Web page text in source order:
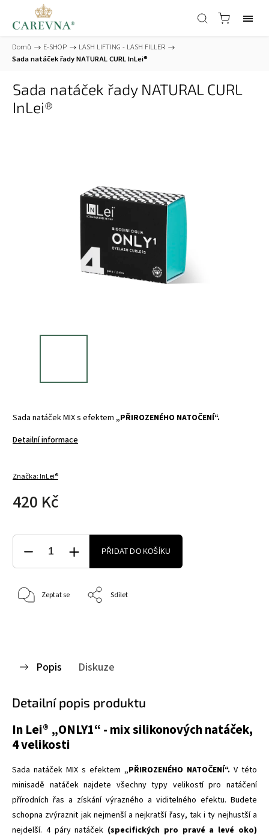
Domů / E-SHOP / LASH LIFTING - LASH FILLER /
Sada natáček řady NATURAL CURL InLei®
Sada natáček řady NATURAL CURL
InLei®
Sada natáček MIX s efektem „PŘIROZENÉHO NATOČENÍ“.
Detailní informace
Značka:InLei®
420 Kč
PŘIDAT DO KOŠÍKU
Zeptat se Sdílet
Popis Diskuze
Detailní popis produktu
In Lei® „ONLY1“ - mix silikonových natáček,
4 velikosti
Sada natáček MIX s efektem „PŘIROZENÉHO NATOČENÍ“. V této
minisadě natáček najdete všechny typy velikostí pro natáčení
přírodních řas a získání výrazného a viditelného efektu. Budete
schopna zvýraznit jak nejmenší a nejkratší řasy, tak i ty nejhustší a
nejdelší. 4 páry natáček (specifických pro pravé a levé oko)